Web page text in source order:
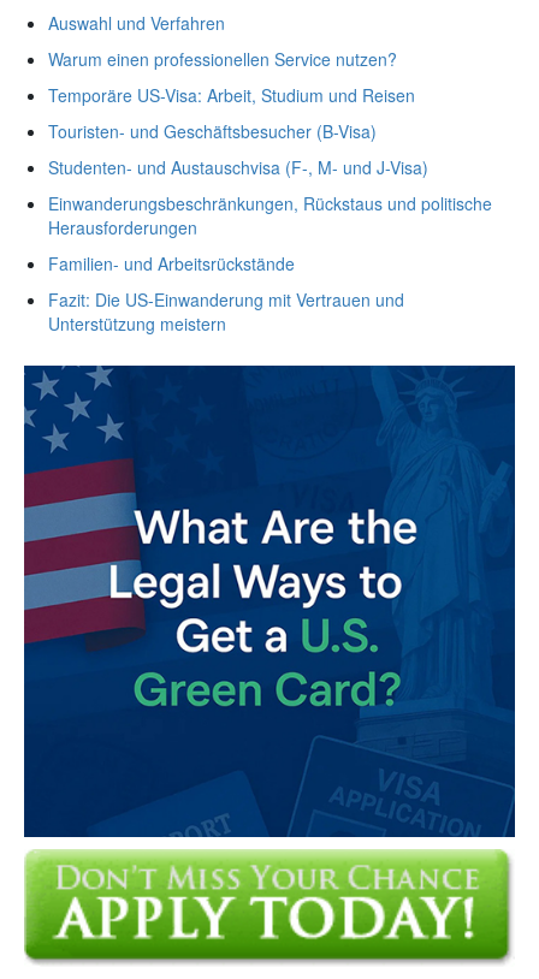
Auswahl und Verfahren
Warum einen professionellen Service nutzen?
Temporäre US-Visa: Arbeit, Studium und Reisen
Touristen- und Geschäftsbesucher (B-Visa)
Studenten- und Austauschvisa (F-, M- und J-Visa)
Einwanderungsbeschränkungen, Rückstaus und politische
Herausforderungen
Familien- und Arbeitsrückstände
Fazit: Die US-Einwanderung mit Vertrauen und
Unterstützung meistern